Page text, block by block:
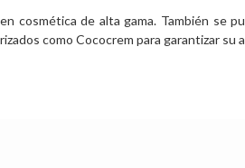
cosmética de alta gama. También se
como Cococrem para garantizar su